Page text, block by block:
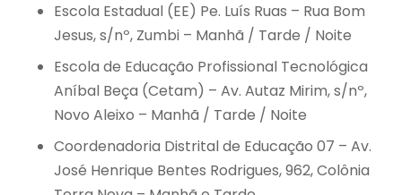
Escola Estadual (EE) Pe. Luís Ruas – Rua Bom
Jesus, s/nº, Zumbi – Manhã / Tarde / Noite
Escola de Educação Profissional Tecnológica
Aníbal Beça (Cetam) – Av. Autaz Mirim, s/nº,
Novo Aleixo – Manhã / Tarde / Noite
Coordenadoria Distrital de Educação 07 – Av.
José Henrique Bentes Rodrigues, 962, Colônia